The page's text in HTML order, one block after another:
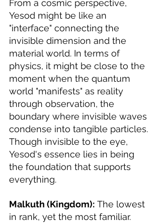
From a cosmic perspective,
Yesod might be like an
"interface" connecting the
invisible dimension and the
material world. In terms of
physics, it might be close to the
moment when the quantum
world "manifests" as reality
through observation, the
boundary where invisible waves
condense into tangible particles.
Though invisible to the eye,
Yesod's essence lies in being
the foundation that supports
everything.
Malkuth (Kingdom): The lowest
in rank, yet the most familiar.